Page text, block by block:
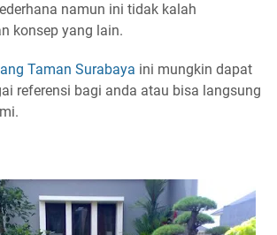
namun ini tidak kalah
konsep yang lain.
Taman Surabaya ini mungkin dapat
referensi bagi anda atau bisa langsung